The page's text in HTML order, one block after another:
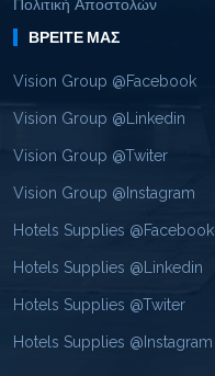
Πολιτική Αποστολών
ΒΡΕΊΤΕ ΜΑΣ
Vision Group @Facebook
Vision Group @Linkedin
Vision Group @Twiter
Vision Group @Instagram
Hotels Supplies @Facebook
Hotels Supplies @Linkedin
Hotels Supplies @Twiter
Hotels Supplies @Instagram